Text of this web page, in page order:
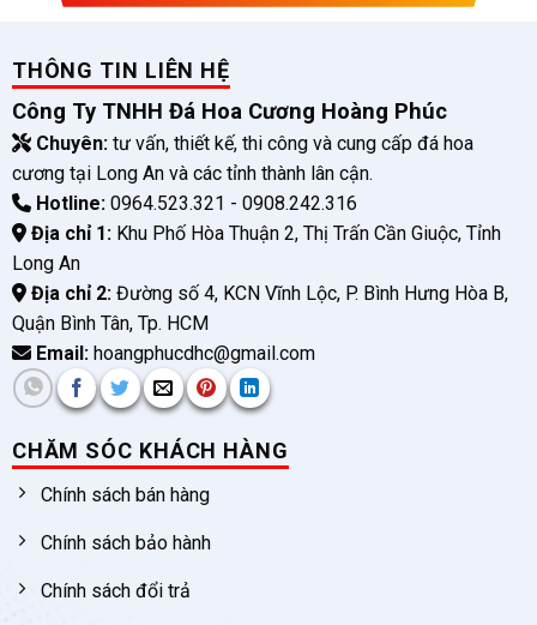
THÔNG TIN LIÊN HỆ
Công Ty TNHH Đá Hoa Cương Hoàng Phúc
Chuyên:tư vấn, thiết kế, thi công và cung cấp đá hoa
cương tại Long An và các tỉnh thành lân cận.
Hotline:0964.523.321 - 0908.242.316
Địa chỉ 1:Khu Phố Hòa Thuận 2, Thị Trấn Cần Giuộc, Tỉnh
Long An
Địa chỉ 2:Đường số 4, KCN Vĩnh Lộc, P. Bình Hưng Hòa B,
Quận Bình Tân, Tp. HCM
Email:hoangphucdhc@gmail.com
CHĂM SÓC KHÁCH HÀNG
Chính sách bán hàng
Chính sách bảo hành
Chính sách đổi trả